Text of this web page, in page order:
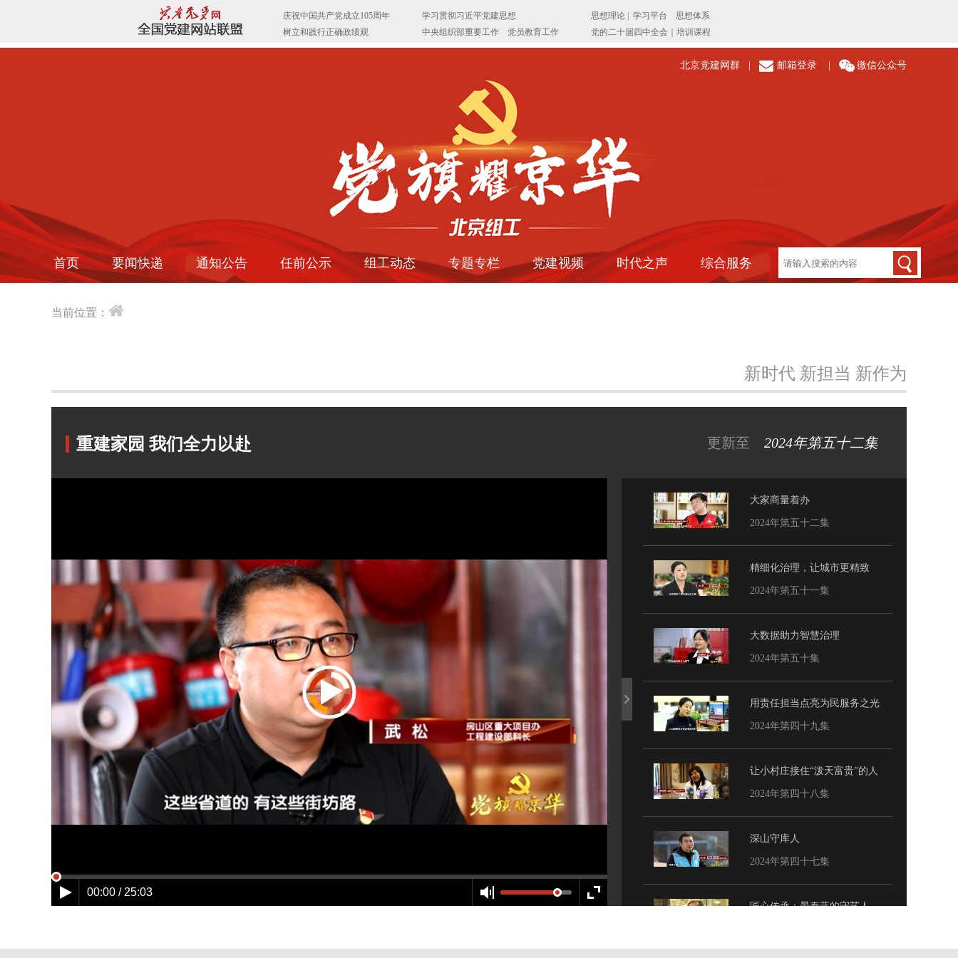
北京党建网群 邮箱登录 微信公众号
首页 要闻快递 通知公告 任前公示 组工动态 专题专栏 党建视频 时代之声 综合服务
当前位置：
新时代 新担当 新作为
重建家园 我们全力以赴 更新至 2024年第五十二集
00:00 / 25:03
大家商量着办
2024年第五十二集
精细化治理，让城市更精致
2024年第五十一集
大数据助力智慧治理
2024年第五十集
用责任担当点亮为民服务之光
2024年第四十九集
让小村庄接住“泼天富贵”的人
2024年第四十八集
深山守库人
2024年第四十七集
匠心传承：景泰蓝的守艺人